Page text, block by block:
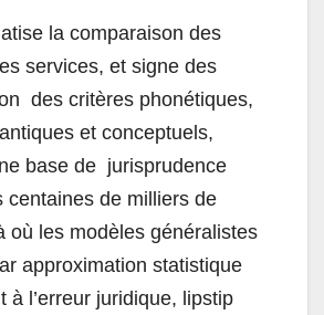
la comparaison des
services, et signe des
des critères phonétiques,
et conceptuels,
base de jurisprudence
centaines de milliers de
où les modèles généralistes
approximation statistique
à l’erreur juridique, lipstip